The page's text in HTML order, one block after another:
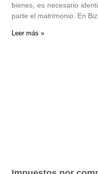
bienes, es necesario
parte el matrimonio. En
Leer más »